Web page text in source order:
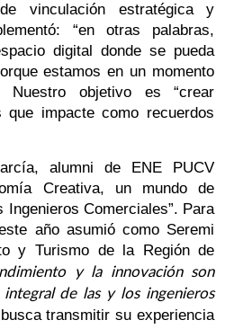
vinculación estratégica y
“en otras palabras,
digital donde se pueda
estamos en un momento
Nuestro objetivo es “crear
que impacte como recuerdos
alumni de ENE PUCV
Creativa, un mundo de
Ingenieros Comerciales”. Para
año asumió como Seremi
y Turismo de la Región de
y la innovación son
de las y los ingenieros
transmitir su experiencia